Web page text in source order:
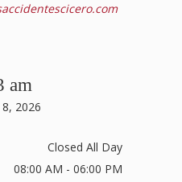
am
2026
Closed All Day
08:00 AM - 06:00 PM